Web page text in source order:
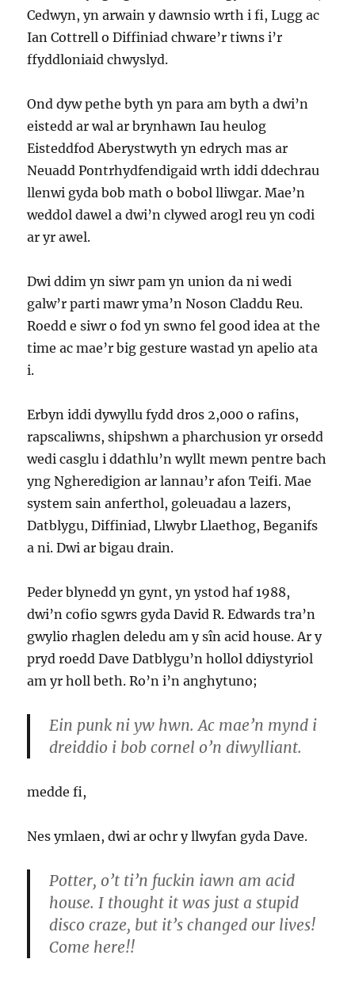
Cedwyn, yn arwain y dawnsio wrth i fi, Lugg ac
Ian Cottrell o Diffiniad chware’r tiwns i’r
ffyddloniaid chwyslyd.
Ond dyw pethe byth yn para am byth a dwi’n
eistedd ar wal ar brynhawn Iau heulog
Eisteddfod Aberystwyth yn edrych mas ar
Neuadd Pontrhydfendigaid wrth iddi ddechrau
llenwi gyda bob math o bobol lliwgar. Mae’n
weddol dawel a dwi’n clywed arogl reu yn codi
ar yr awel.
Dwi ddim yn siwr pam yn union da ni wedi
galw’r parti mawr yma’n Noson Claddu Reu.
Roedd e siwr o fod yn swno fel good idea at the
time ac mae’r big gesture wastad yn apelio ata
i.
Erbyn iddi dywyllu fydd dros 2,000 o rafins,
rapscaliwns, shipshwn a pharchusion yr orsedd
wedi casglu i ddathlu’n wyllt mewn pentre bach
yng Ngheredigion ar lannau’r afon Teifi. Mae
system sain anferthol, goleuadau a lazers,
Datblygu, Diffiniad, Llwybr Llaethog, Beganifs
a ni. Dwi ar bigau drain.
Peder blynedd yn gynt, yn ystod haf 1988,
dwi’n cofio sgwrs gyda David R. Edwards tra’n
gwylio rhaglen deledu am y sîn acid house. Ar y
pryd roedd Dave Datblygu’n hollol ddiystyriol
am yr holl beth. Ro’n i’n anghytuno;
Ein punk ni yw hwn. Ac mae’n mynd i
dreiddio i bob cornel o’n diwylliant.
medde fi,
Nes ymlaen, dwi ar ochr y llwyfan gyda Dave.
Potter, o’t ti’n fuckin iawn am acid
house. I thought it was just a stupid
disco craze, but it’s changed our lives!
Come here!!